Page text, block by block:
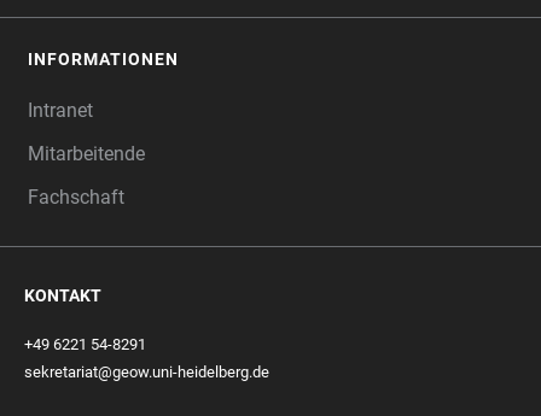
INFORMATIONEN
Intranet
Mitarbeitende
Fachschaft
KONTAKT
+49 6221 54-8291
sekretariat@geow.uni-heidelberg.de